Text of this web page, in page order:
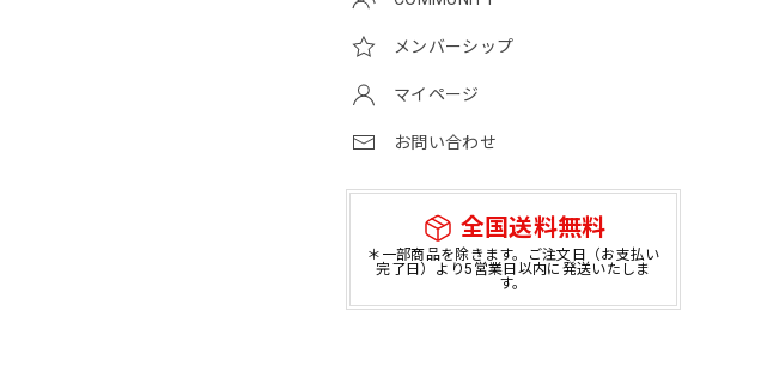
メンバーシップ
マイページ
お問い合わせ
全国送料無料
＊一部商品を除きます。ご注文日（お支払い
完了日）より5営業日以内に発送いたしま
す。